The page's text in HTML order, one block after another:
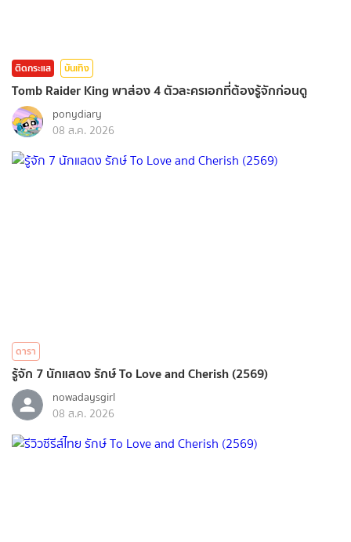
ติดกระแส บันเทิง
Tomb Raider King พาส่อง 4 ตัวละครเอกที่ต้องรู้จักก่อนดู
ponydiary
08 ส.ค. 2026
ดารา
รู้จัก 7 นักแสดง รักษ์ To Love and Cherish (2569)
nowadaysgirl
08 ส.ค. 2026